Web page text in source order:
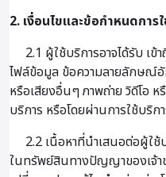
2. เงื่อนไขและข้อกำหนดการ
2.1 ผู้ใช้บริการอาจได้รับ เข้
ไฟล์ข้อมูล ข้อความลายลักษณ์
หรือเสียงอื่นๆ ภาพถ่าย วิดีโอ
บริการ หรือโดยผ่านการใช้บริก
2.2 เนื้อหาที่นำเสนอต่อผู้ใช้
ในทรัพย์สินทางปัญญาของเจ้า